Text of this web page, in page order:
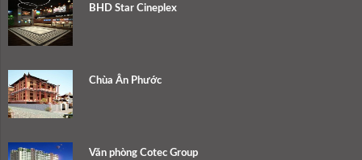
BHD Star Cineplex
Chùa Ân Phước
Văn phòng Cotec Group